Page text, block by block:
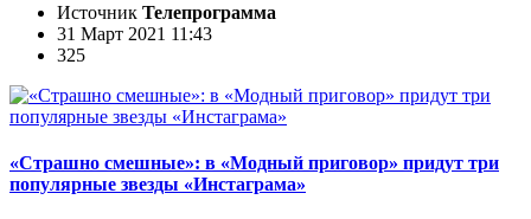
Источник Телепрограмма
31 Март 2021 11:43
325
«Страшно смешные»: в «Модный приговор» придут три
популярные звезды «Инстаграма»